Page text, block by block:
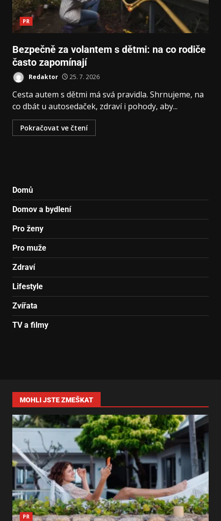
PR
Bezpečně za volantem s dětmi: na co rodiče
často zapomínají
Redaktor 25. 7. 2026
Cesta autem s dětmi má svá pravidla. Shrnujeme, na
co dbát u autosedaček, zdraví i pohody, aby...
Pokračovat ve čtení
Domů
Domov a bydlení
Pro ženy
Pro muže
Zdraví
Lifestyle
Zvířata
TV a filmy
MOHLI JSTE ZMEŠKAT
PR